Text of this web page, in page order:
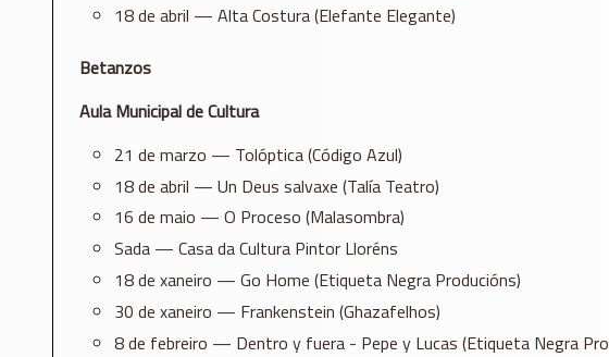
18 de abril — Alta Costura (Elefante Elegante)
Betanzos
Aula Municipal de Cultura
21 de marzo — Tolóptica (Código Azul)
18 de abril — Un Deus salvaxe (Talía Teatro)
16 de maio — O Proceso (Malasombra)
Sada — Casa da Cultura Pintor Lloréns
18 de xaneiro — Go Home (Etiqueta Negra Producións)
30 de xaneiro — Frankenstein (Ghazafelhos)
8 de febreiro — Dentro y fuera - Pepe y Lucas (Etiqueta Negra